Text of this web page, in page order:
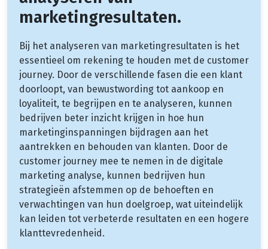
marketingresultaten.
Bij het analyseren van marketingresultaten is het
essentieel om rekening te houden met de customer
journey. Door de verschillende fasen die een klant
doorloopt, van bewustwording tot aankoop en
loyaliteit, te begrijpen en te analyseren, kunnen
bedrijven beter inzicht krijgen in hoe hun
marketinginspanningen bijdragen aan het
aantrekken en behouden van klanten. Door de
customer journey mee te nemen in de digitale
marketing analyse, kunnen bedrijven hun
strategieën afstemmen op de behoeften en
verwachtingen van hun doelgroep, wat uiteindelijk
kan leiden tot verbeterde resultaten en een hogere
klanttevredenheid.